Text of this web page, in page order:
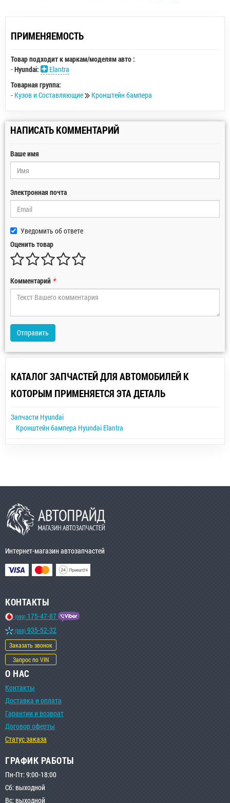
ПРИМЕНЯЕМОСТЬ
Товар подходит к маркам/моделям авто :
-Hyundai:
Elantra
Товарная группа:
- Кузов и Составляющие Кронштейн бампера
НАПИСАТЬ КОММЕНТАРИЙ
Ваше имя
Электронная почта
Уведомить об ответе
Оценить товар
Комментарий *
Отправить
КАТАЛОГ ЗАПЧАСТЕЙ ДЛЯ АВТОМОБИЛЕЙ К
КОТОРЫМ ПРИМЕНЯЕТСЯ ЭТА ДЕТАЛЬ
Запчасти Hyundai
Кронштейн бампера Hyundai Elantra
Интернет-магазин автозапчастей
КОНТАКТЫ
(099) 175-47-87
(068) 935-52-32
Заказать звонок
Запрос по VIN
О НАС
Контакты
Доставка и оплата
Гарантии и возврат
Договор оферты
Статус заказа
ГРАФИК РАБОТЫ
Пн-Пт: 9:00-18:00
Сб: выходной
Вс: выходной